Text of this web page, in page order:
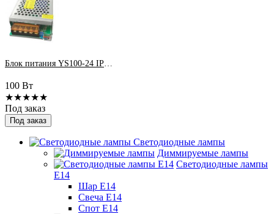
100 Вт
★★★★★
Под заказ
Под заказ
Светодиодные лампы
Диммируемые лампы
Светодиодные лампы
Е14
Шар Е14
Свеча Е14
Спот Е14